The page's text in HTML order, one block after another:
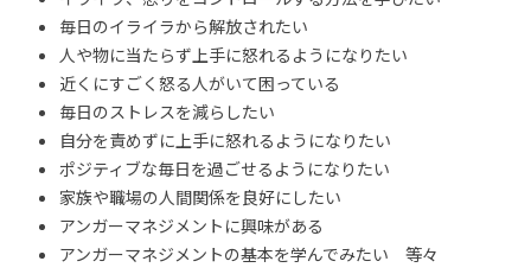
毎日のイライラから解放されたい
人や物に当たらず上手に怒れるようになりたい
近くにすごく怒る人がいて困っている
毎日のストレスを減らしたい
自分を責めずに上手に怒れるようになりたい
ポジティブな毎日を過ごせるようになりたい
家族や職場の人間関係を良好にしたい
アンガーマネジメントに興味がある
アンガーマネジメントの基本を学んでみたい 等々